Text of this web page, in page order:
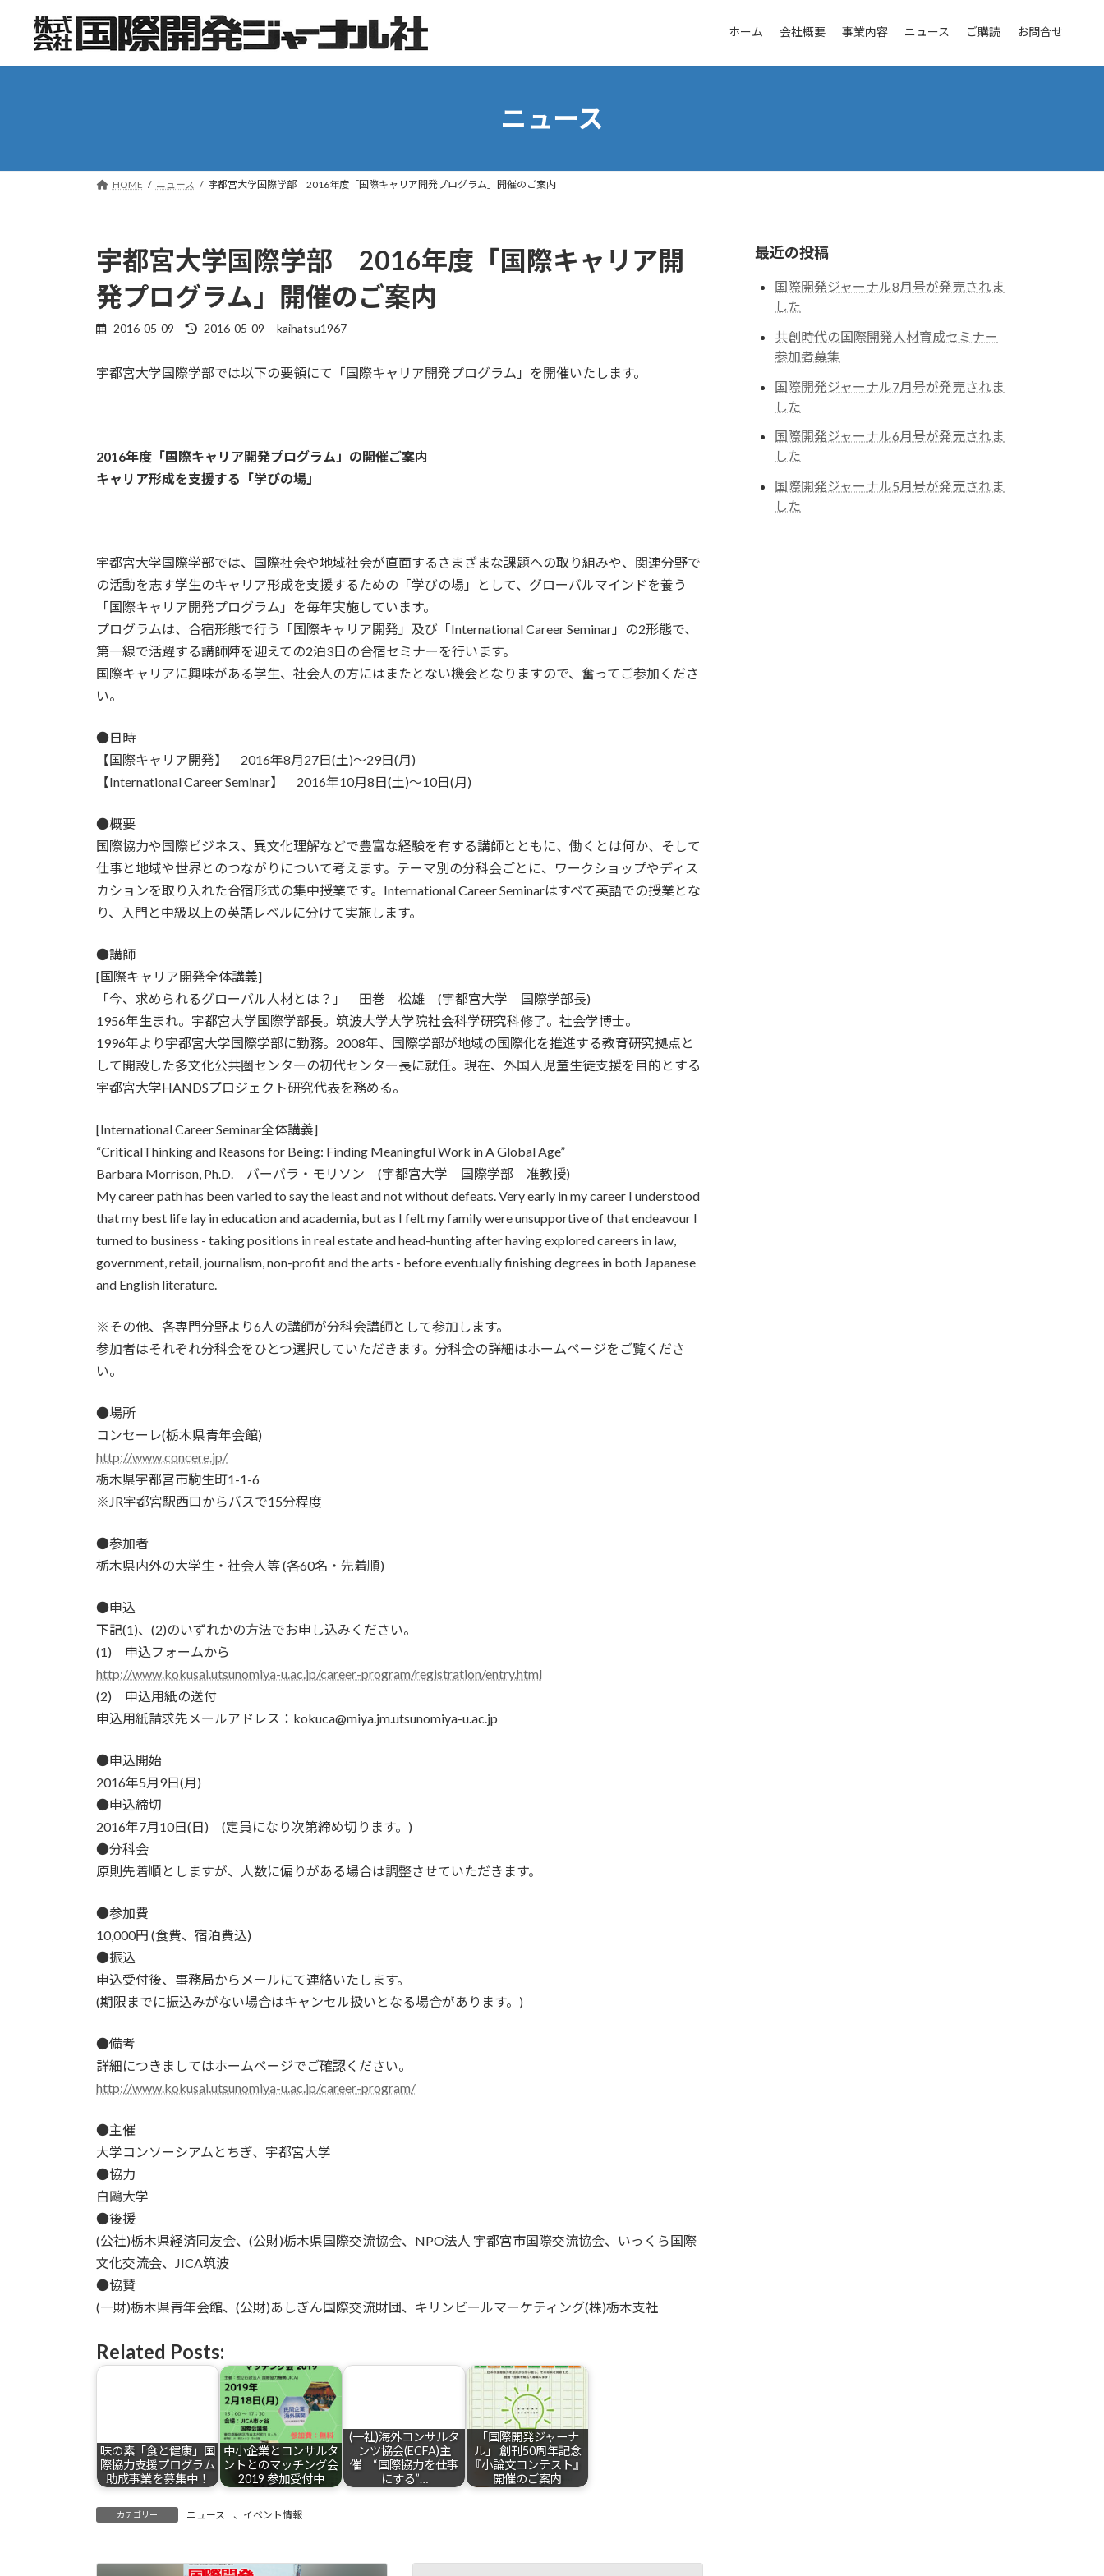
ン
ッ
ー
移
ホーム 会社概要 事業内容 ニュース ご購読 お問合せ
ニュース
HOME ニュース 宇都宮大学国際学部 2016年度「国際キャリア開発プログラム」開催のご案内
宇都宮大学国際学部 2016年度「国際キャリア開
発プログラム」開催のご案内
2016-05-09
最
新
2016-05-09 kaihatsu1967
宇都宮大学国際学部では以下の要領にて「国際キャリア開発プログラム」を開催いたします。
2016年度「国際キャリア開発プログラム」の開催ご案内
キャリア形成を支援する「学びの場」
宇都宮大学国際学部では、国際社会や地域社会が直面するさまざまな課題への取り組みや、関連分野で
の活動を志す学生のキャリア形成を支援するための「学びの場」として、グローバルマインドを養う
「国際キャリア開発プログラム」を毎年実施しています。
プログラムは、合宿形態で行う「国際キャリア開発」及び「International Career Seminar」の2形態で、
第一線で活躍する講師陣を迎えての2泊3日の合宿セミナーを行います。
国際キャリアに興味がある学生、社会人の方にはまたとない機会となりますので、奮ってご参加くださ
い。
●日時
【国際キャリア開発】 2016年8月27日(土)～29日(月)
【International Career Seminar】 2016年10月8日(土)～10日(月)
●概要
国際協力や国際ビジネス、異文化理解などで豊富な経験を有する講師とともに、働くとは何か、そして
仕事と地域や世界とのつながりについて考えます。テーマ別の分科会ごとに、ワークショップやディス
カションを取り入れた合宿形式の集中授業です。International Career Seminarはすべて英語での授業とな
り、入門と中級以上の英語レベルに分けて実施します。
●講師
[国際キャリア開発全体講義]
「今、求められるグローバル人材とは？」 田巻 松雄 (宇都宮大学 国際学部長)
1956年生まれ。宇都宮大学国際学部長。筑波大学大学院社会科学研究科修了。社会学博士。
1996年より宇都宮大学国際学部に勤務。2008年、国際学部が地域の国際化を推進する教育研究拠点と
して開設した多文化公共圏センターの初代センター長に就任。現在、外国人児童生徒支援を目的とする
宇都宮大学HANDSプロジェクト研究代表を務める。
[International Career Seminar全体講義]
“CriticalThinking and Reasons for Being: Finding Meaningful Work in A Global Age”
Barbara Morrison, Ph.D. バーバラ・モリソン (宇都宮大学 国際学部 准教授)
My career path has been varied to say the least and not without defeats. Very early in my career I understood
that my best life lay in education and academia, but as I felt my family were unsupportive of that endeavour I
turned to business - taking positions in real estate and head-hunting after having explored careers in law,
government, retail, journalism, non-profit and the arts - before eventually finishing degrees in both Japanese
and English literature.
※その他、各専門分野より6人の講師が分科会講師として参加します。
参加者はそれぞれ分科会をひとつ選択していただきます。分科会の詳細はホームページをご覧くださ
い。
●場所
コンセーレ(栃木県青年会館)
http://www.concere.jp/
栃木県宇都宮市駒生町1-1-6
※JR宇都宮駅西口からバスで15分程度
●参加者
栃木県内外の大学生・社会人等 (各60名・先着順)
●申込
下記(1)、(2)のいずれかの方法でお申し込みください。
(1) 申込フォームから
http://www.kokusai.utsunomiya-u.ac.jp/career-program/registration/entry.html
(2) 申込用紙の送付
申込用紙請求先メールアドレス：kokuca@miya.jm.utsunomiya-u.ac.jp
●申込開始
2016年5月9日(月)
●申込締切
2016年7月10日(日) (定員になり次第締め切ります。)
●分科会
原則先着順としますが、人数に偏りがある場合は調整させていただきます。
●参加費
10,000円 (食費、宿泊費込)
●振込
申込受付後、事務局からメールにて連絡いたします。
(期限までに振込みがない場合はキャンセル扱いとなる場合があります。)
●備考
詳細につきましてはホームページでご確認ください。
http://www.kokusai.utsunomiya-u.ac.jp/career-program/
●主催
大学コンソーシアムとちぎ、宇都宮大学
●協力
白鷗大学
●後援
(公社)栃木県経済同友会、(公財)栃木県国際交流協会、NPO法人 宇都宮市国際交流協会、いっくら国際
文化交流会、JICA筑波
●協賛
(一財)栃木県青年会館、(公財)あしぎん国際交流財団、キリンビールマーケティング(株)栃木支社
Related Posts:
味の素「食と健康」国
際協力支援プログラム
助成事業を募集中！
中小企業とコンサルタ
ントとのマッチング会
2019 参加受付中
(一社)海外コンサルタ
ンツ協会(ECFA)主
催 “国際協力を仕事
にする”…
「国際開発ジャーナ
ル」 創刊50周年記念
『小論文コンテスト』
開催のご案内
カテゴリー ニュース 、 イベント情報
最近の投稿
国際開発ジャーナル8月号が発売されま
した
共創時代の国際開発人材育成セミナー
参加者募集
国際開発ジャーナル7月号が発売されま
した
国際開発ジャーナル6月号が発売されま
した
国際開発ジャーナル5月号が発売されま
した